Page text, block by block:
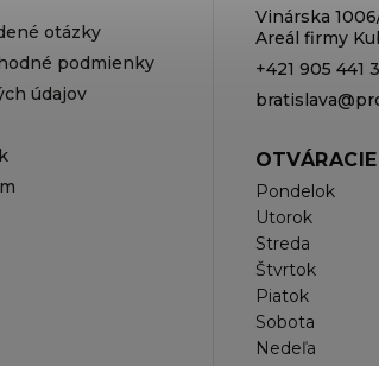
otázky
podmienky
údajov
Vinárska
Areál firmy
+421 905 441
Pondelok
Utorok
Streda
Štvrtok
Piatok
Sobota
Nedeľa